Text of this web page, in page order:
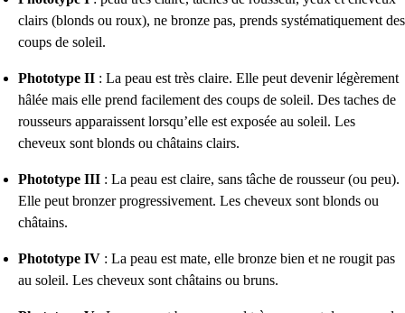
clairs (blonds ou roux), ne bronze pas, prends systématiquement des
coups de soleil.
Phototype II : La peau est très claire. Elle peut devenir légèrement
hâlée mais elle prend facilement des coups de soleil. Des taches de
rousseurs apparaissent lorsqu’elle est exposée au soleil. Les
cheveux sont blonds ou châtains clairs.
Phototype III : La peau est claire, sans tâche de rousseur (ou peu).
Elle peut bronzer progressivement. Les cheveux sont blonds ou
châtains.
Phototype IV : La peau est mate, elle bronze bien et ne rougit pas
au soleil. Les cheveux sont châtains ou bruns.